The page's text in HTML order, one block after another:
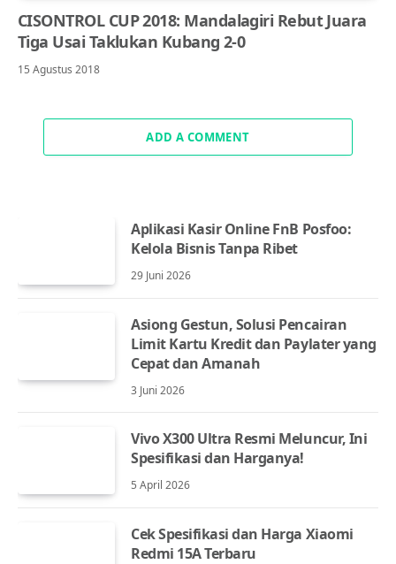
CISONTROL CUP 2018: Mandalagiri Rebut Juara
Tiga Usai Taklukan Kubang 2-0
15 Agustus 2018
ADD A COMMENT
Aplikasi Kasir Online FnB Posfoo:
Kelola Bisnis Tanpa Ribet
29 Juni 2026
Asiong Gestun, Solusi Pencairan
Limit Kartu Kredit dan Paylater yang
Cepat dan Amanah
3 Juni 2026
Vivo X300 Ultra Resmi Meluncur, Ini
Spesifikasi dan Harganya!
5 April 2026
Cek Spesifikasi dan Harga Xiaomi
Redmi 15A Terbaru